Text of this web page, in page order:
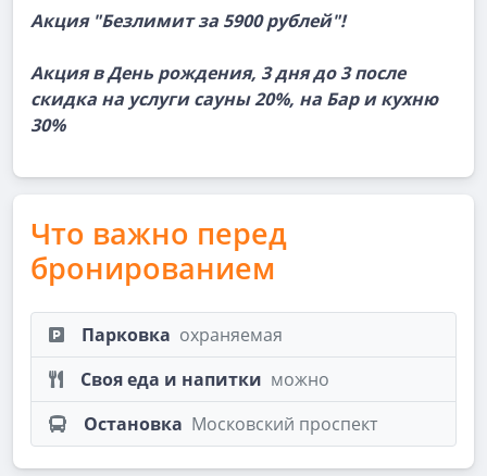
Акция "Безлимит за 5900 рублей"!
Акция в День рождения, 3 дня до 3 после
скидка на услуги сауны 20%, на Бар и кухню
30%
Что важно перед
бронированием
Парковка охраняемая
Своя еда и напитки можно
Остановка Московский проспект